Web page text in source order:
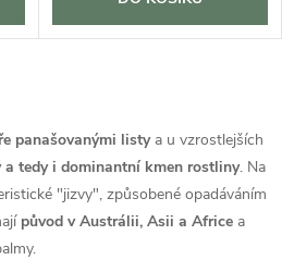
panašovanými listya u vzrostlejších
a tedy i dominantní kmen rostliny. Na
"jizvy", způsobené opadáváním
původ v Austrálii, Asii a Africe a